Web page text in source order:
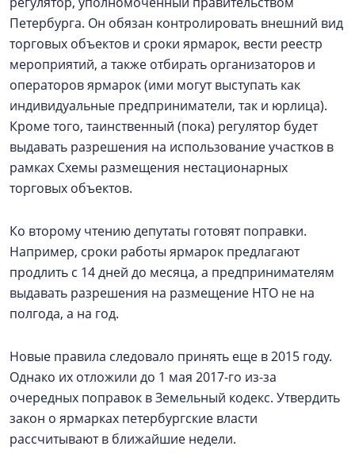
Петербурга. Он обязан контролировать внешний вид
торговых объектов и сроки ярмарок, вести реестр
мероприятий, а также отбирать организаторов и
операторов ярмарок (ими могут выступать как
индивидуальные предприниматели, так и юрлица).
Кроме того, таинственный (пока) регулятор будет
выдавать разрешения на использование участков в
рамках Схемы размещения нестационарных
торговых объектов.
Ко второму чтению депутаты готовят поправки.
Например, сроки работы ярмарок предлагают
продлить с 14 дней до месяца, а предпринимателям
выдавать разрешения на размещение НТО не на
полгода, а на год.
Новые правила следовало принять еще в 2015 году.
Однако их отложили до 1 мая 2017-го из-за
очередных поправок в Земельный кодекс. Утвердить
закон о ярмарках петербургские власти
рассчитывают в ближайшие недели.